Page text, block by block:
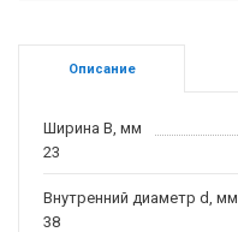
Описание
Ширина B, мм
23
Внутренний диаметр d, мм
38